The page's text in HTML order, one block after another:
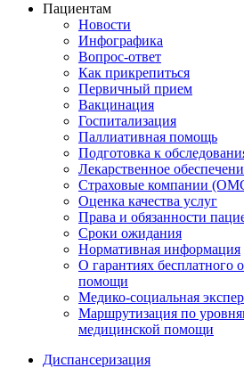
Пациентам
Новости
Инфографика
Вопрос-ответ
Как прикрепиться
Первичный прием
Вакцинация
Госпитализация
Паллиативная помощь
Подготовка к
Лекарственное
Страховые компании
Оценка качества услуг
Права и обязанности
Сроки ожидания
Нормативная информация
О гарантиях бесплатного
помощи
Медико-социальная
Маршрутизация по
медицинской помощи
Диспансеризация